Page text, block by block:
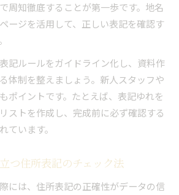
周知徹底することが第一歩です。地名
ージを活用して、正しい表記を確認す
記ルールをガイドライン化し、資料作
体制を整えましょう。新人スタッフや
ポイントです。たとえば、表記ゆれを
ストを作成し、完成前に必ず確認する
ています。
つ住所表記のチェック法
には、住所表記の正確性がデータの信